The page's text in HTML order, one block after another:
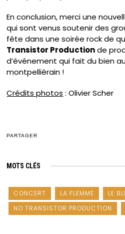
En conclusion, merci une
qui sont venus soutenir des
fête dans une soirée rock de
Transistor Productionde
d’événement qui fait du bien
montpelliérain !
Crédits photos : Olivier Scher
PARTAGER
MOTS CLÉS
CONCERT LA FLEMME LE
NO TRANSISTOR PRODUCTION